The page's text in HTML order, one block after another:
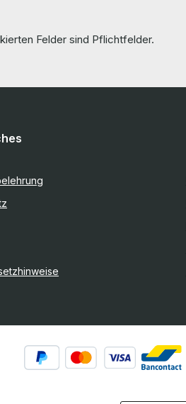
Felder sind Pflichtfelder.